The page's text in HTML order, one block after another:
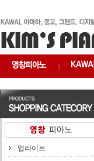
|
업라이트